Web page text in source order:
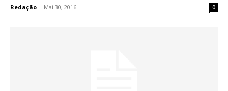
Redação - Mai 30, 2016 0